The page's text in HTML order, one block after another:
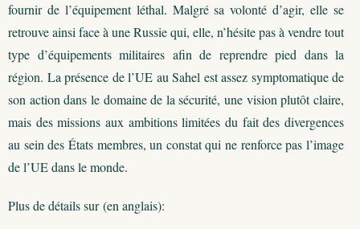
fournir de l’équipement léthal. Malgré sa volonté d’agir, elle se
retrouve ainsi face à une Russie qui, elle, n’hésite pas à vendre tout
type d’équipements militaires afin de reprendre pied dans la
région. La présence de l’UE au Sahel est assez symptomatique de
son action dans le domaine de la sécurité, une vision plutôt claire,
mais des missions aux ambitions limitées du fait des divergences
au sein des États membres, un constat qui ne renforce pas l’image
de l’UE dans le monde.
Plus de détails sur (en anglais):